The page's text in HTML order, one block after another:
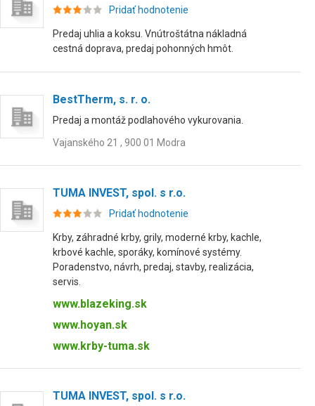
Pridať hodnotenie
Predaj uhlia a koksu. Vnútroštátna nákladná
cestná doprava, predaj pohonných hmôt.
BestTherm, s. r. o.
Predaj a montáž podlahového vykurovania.
Vajanského 21 , 900 01 Modra
TUMA INVEST, spol. s r.o.
Pridať hodnotenie
Krby, záhradné krby, grily, moderné krby, kachle,
krbové kachle, sporáky, komínové systémy.
Poradenstvo, návrh, predaj, stavby, realizácia,
servis.
www.blazeking.sk
www.hoyan.sk
www.krby-tuma.sk
TUMA INVEST, spol. s r.o.